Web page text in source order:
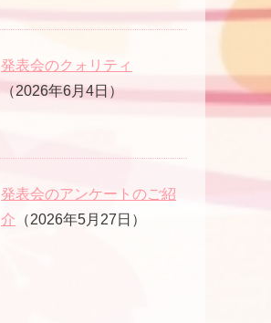
発表会のクォリティ
（2026年6月4日）
発表会のアンケートのご紹
介 （2026年5月27日）